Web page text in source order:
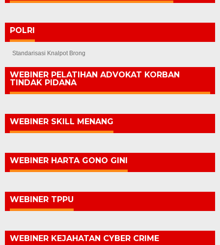
POLRI
Standarisasi Knalpot Brong
WEBINER PELATIHAN ADVOKAT KORBAN
TINDAK PIDANA
WEBINER SKILL MENANG
WEBINER HARTA GONO GINI
WEBINER TPPU
WEBINER KEJAHATAN CYBER CRIME